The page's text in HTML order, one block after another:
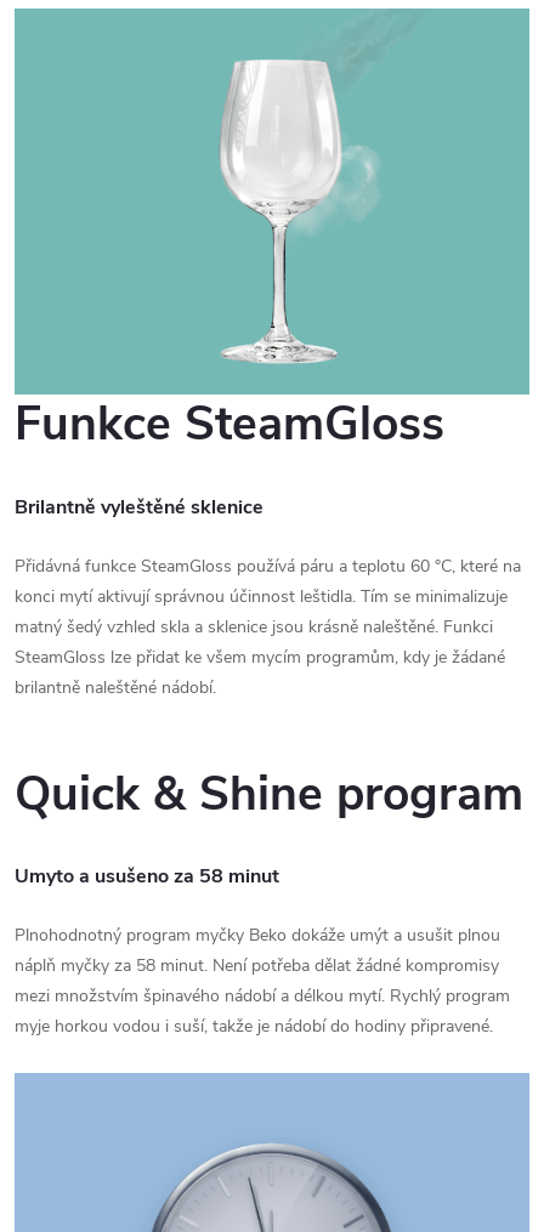
Funkce SteamGloss
Brilantně vyleštěné sklenice
Přidávná funkce SteamGloss používá páru a teplotu 60 °C, které na
konci mytí aktivují správnou účinnost leštidla. Tím se minimalizuje
matný šedý vzhled skla a sklenice jsou krásně naleštěné. Funkci
SteamGloss lze přidat ke všem mycím programům, kdy je žádané
brilantně naleštěné nádobí.
Quick & Shine program
Umyto a usušeno za 58 minut
Plnohodnotný program myčky Beko dokáže umýt a usušit plnou
náplň myčky za 58 minut. Není potřeba dělat žádné kompromisy
mezi množstvím špinavého nádobí a délkou mytí. Rychlý program
myje horkou vodou i suší, takže je nádobí do hodiny připravené.